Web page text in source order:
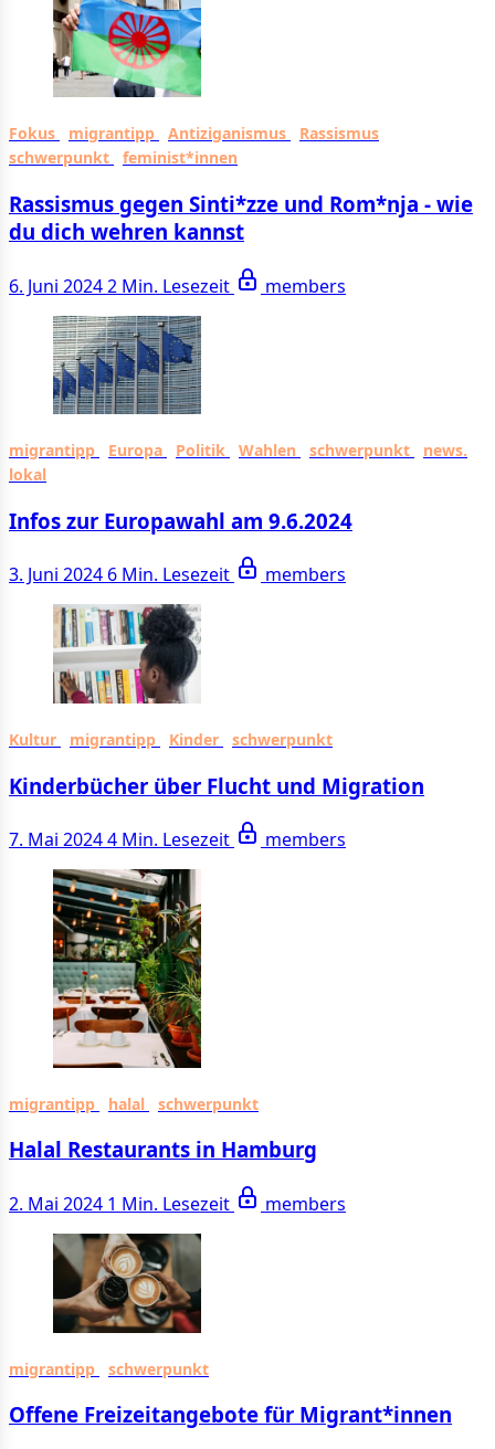
Fokus migrantipp Antiziganismus
Rassismus
schwerpunkt
feminist*innen
Rassismus gegen Sinti*zze und Rom*nja - wie
du dich wehren kannst
6. Juni 20242 Min. Lesezeit members
migrantipp Europa Politik Wahlen schwerpunkt
news.
lokal
Infos zur Europawahl am 9.6.2024
3. Juni 2024 6 Min. Lesezeit members
Kultur migrantipp Kinder schwerpunkt
Kinderbücher über Flucht und Migration
7. Mai 20244 Min. Lesezeit members
migrantipp halal schwerpunkt
Halal Restaurants in Hamburg
2. Mai 2024 1 Min. Lesezeit members
migrantipp schwerpunkt
Offene Freizeitangebote für Migrant*innen